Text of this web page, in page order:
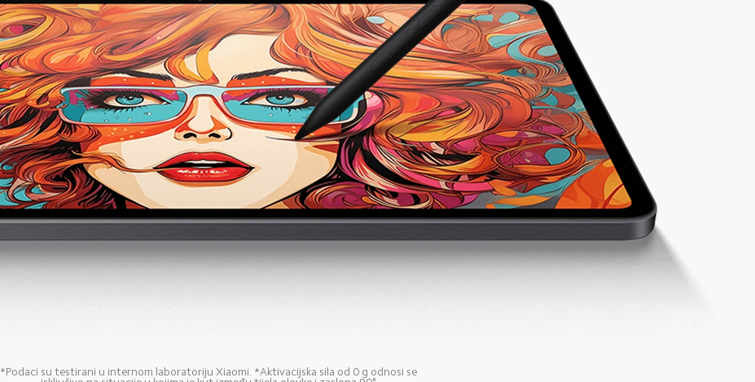
*Podaci su testirani u internom laboratoriju Xiaomi. *Aktivacijska sila od 0 g odnosi se